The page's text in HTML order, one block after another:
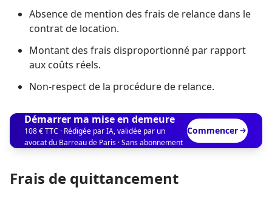
Absence de mention des frais de relance dans le
contrat de location.
Montant des frais disproportionné par rapport
aux coûts réels.
Non-respect de la procédure de relance.
Démarrer ma mise en demeure
108 € TTC · Rédigée par IA, validée par un
avocat du Barreau de Paris · Sans abonnement
Commencer
Frais de quittancement